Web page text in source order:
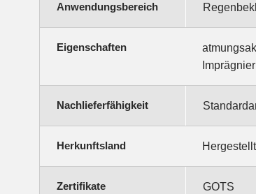
Anwendungsbereich
Eigenschaften
Nachlieferfähigkeit
Herkunftsland
Zertifikate GOTS